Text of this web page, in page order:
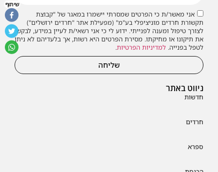
ניווט באתר
חדשות
חרדים
ספרא
אני מאשר/ת כי הפרטים שמסרתי יישמרו במאגר של "קבוצת
תקשורת חרדים מוניציפלי בע"מ" (מפעילת אתר "חרדים ירושלים")
לצורך טיפול ומענה לפנייתי. ידוע לי כי אני רשאי/ת לעיין במידע, לבקש
את תיקונו או מחיקתו. מסירת הפרטים היא רשות, אך בלעדיהם לא ניתן
לטפל בפנייה. למדיניות הפרטיות.
שליחה
שיתוף